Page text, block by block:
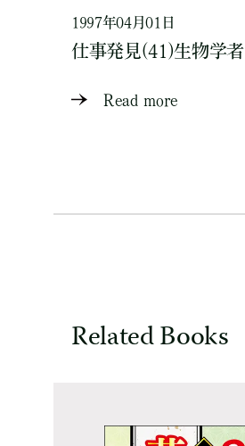
1997年04月01日
仕事発見(41)生物学者
Read more
Related Books